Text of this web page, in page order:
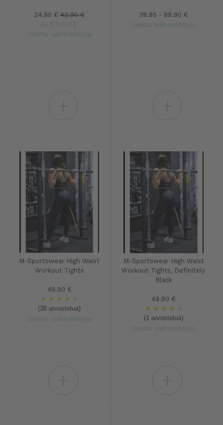
24.90 € 42.90 €
ALETUOTE
Useita vaihtoehtoja
39.95 - 89.90 €
Useita vaihtoehtoja
M-Sportswear High Waist
Workout Tights
49.90 €
★ ★ ★ ★
(38 arvostelua)
Useita vaihtoehtoja
M-Sportswear High Waist
Workout Tights, Definitely
Black
49.90 €
★ ★ ★ ★
(1 arvostelua)
Useita vaihtoehtoja